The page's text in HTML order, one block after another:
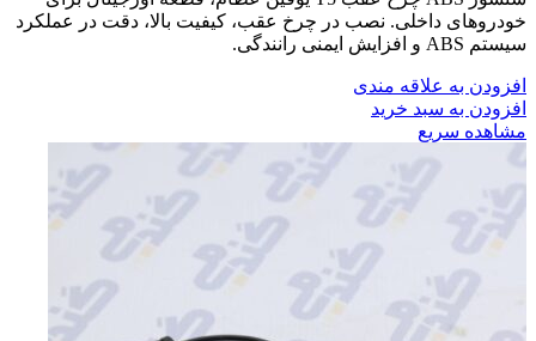
خودروهای داخلی. نصب در چرخ عقب، کیفیت بالا، دقت در عملکرد
سیستم ABS و افزایش ایمنی رانندگی.
افزودن به علاقه مندی
افزودن به سبد خرید
مشاهده سریع